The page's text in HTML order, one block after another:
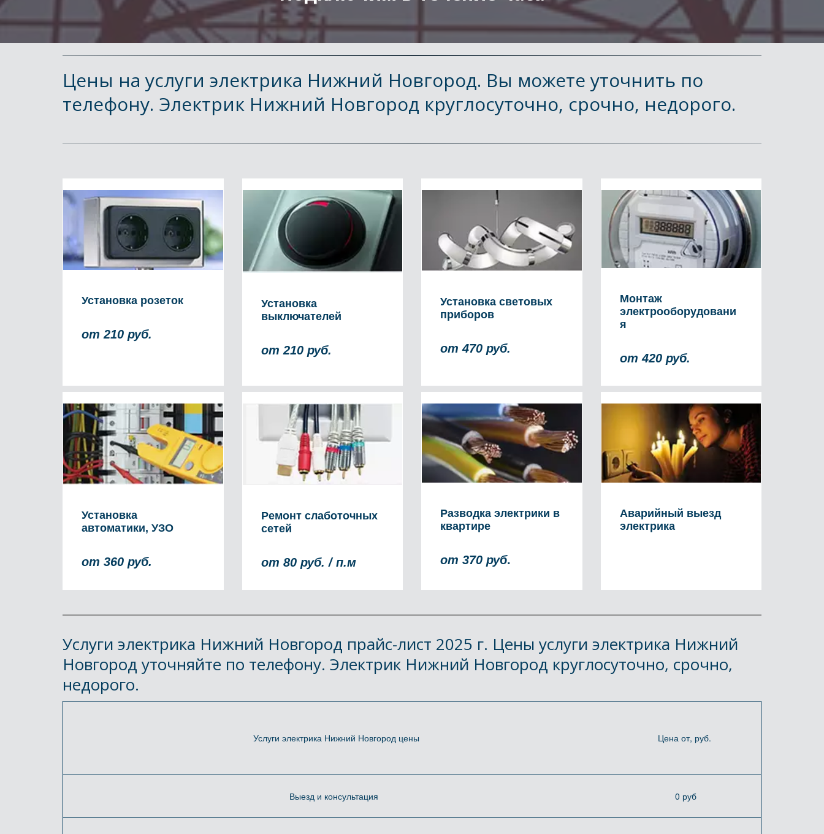
Цены на услуги электрика Нижний Новгород. Вы можете уточнить по
телефону. Электрик Нижний Новгород круглосуточно, срочно, недорого.
Установка розеток
от 210 руб.
Установка
выключателей
от 210 руб.
Установка световых
приборов
от 470 руб.
Монтаж
электрооборудовани
я
от 420 руб.
Установка
автоматики, УЗО
от 360 руб.
Ремонт слаботочных
сетей
от 80 руб. / п.м
Разводка электрики в
квартире
от 370 руб.
Аварийный выезд
электрика
Услуги электрика Нижний Новгород прайс-лист 2025 г. Цены услуги электрика Нижний
Новгород уточняйте по телефону. Электрик Нижний Новгород круглосуточно, срочно,
недорого.
Услуги электрика Нижний Новгород цены Цена от, руб.
Выезд и консультация 0 руб